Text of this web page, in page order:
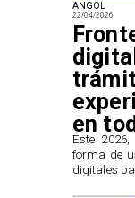
ANGOL
22/04/2026
en
​Este
forma de
digitales